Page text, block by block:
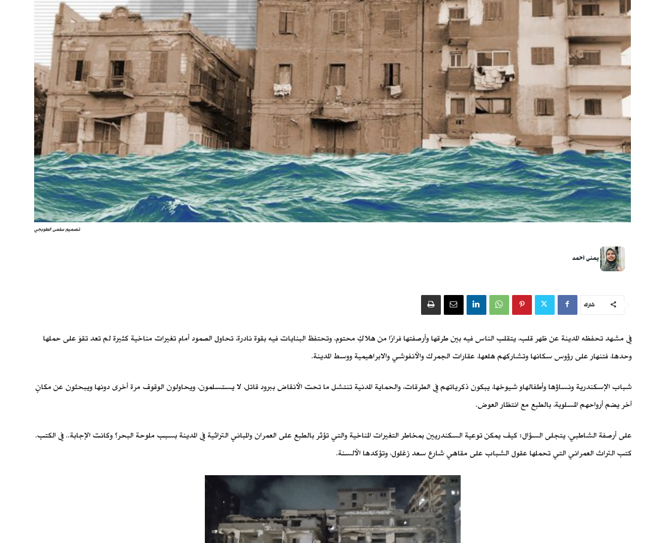
تصميم سلمى الطوبجي
يمنى أحمد
شارك
في مشهد تحفظه المدينة عن ظهر قلب، يتقلب الناس فيه بين طرقها وأرصفتها فرارًا من هلاكٍ محتوم، وتحتفظ البنايات فيه بقوة نادرة، تحاول الصمود أمام تغيرات مناخية كثيرة لم تعد تقوَ على حملها
وحدها، فتنهار على رؤوس سكانها وتشاركهم هلعها، عقارات الجمرك والأنفوشي والابراهيمية ووسط المدينة.
شباب الإسكندرية ونساؤها وأطفالهاو شيوخها، يبكون ذكرياتهم في الطرقات، والحماية المدنية تنتشل ما تحت الأنقاض ببرود قاتل، لا يستسلمون، ويحاولون الوقوف مرة أخرى دونها ويبحثون عن مكانٍ
آخر يضم أرواحهم المسلوبة، بالطبع مع انتظار العوض.
على أرصفة الشاطبي، يتجلى السؤال: كيف يمكن توعية السكندريين بمخاطر التغيرات المناخية والتي تؤثر بالطبع على العمران والمباني التراثية في المدينة بسبب ملوحة البحر؟ وكانت الإجابة..في الكتب.
كتب التراث العمراني التي تحملها عقول الشباب على مقاهي شارع سعد زغلول، وتؤكدها الألسنة.